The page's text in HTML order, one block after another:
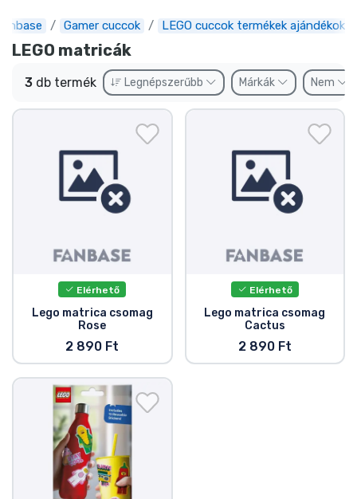
Gamer cuccok LEGO cuccok termékek ajándékok
LEGO matricák
3 db termék Legnépszerűbb Márkák Nem
Elérhető
Lego matrica csomag
Rose
2 890 Ft
Elérhető
Lego matrica csomag
Cactus
2 890 Ft
Express szállítás
Előrendelhető cuccok
Outlet cuccok
Ajándékkártya
Szállítás és fizetés
Sorozatos cuccok
Filmes cuccok
Mesés cuccok
Animés cuccok
Gamer cuccok
Sportos cuccok
Zenés cuccok